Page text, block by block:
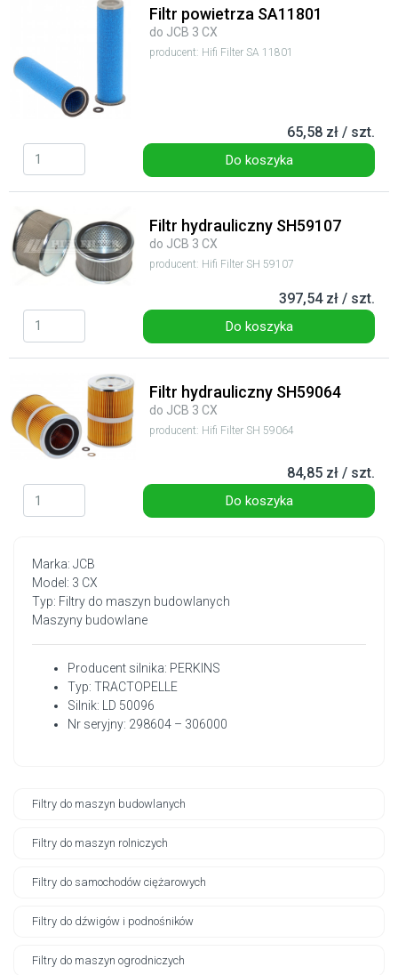
Marka: JCB
Model: 3 CX
Typ: Filtry do maszyn budowlanych
Maszyny budowlane
Producent silnika: PERKINS
Typ: TRACTOPELLE
Silnik: LD 50096
Nr seryjny: 298604 – 306000
Filtry do maszyn budowlanych
Filtry do maszyn rolniczych
Filtry do samochodów ciężarowych
Filtry do dźwigów i podnośników
Filtry do maszyn ogrodniczych
Filtr powietrza SA11801
do JCB 3 CX
producent: Hifi Filter SA 11801
65,58 zł / szt.
Do koszyka
Filtr hydrauliczny SH59107
do JCB 3 CX
producent: Hifi Filter SH 59107
397,54 zł / szt.
Do koszyka
Filtr hydrauliczny SH59064
do JCB 3 CX
producent: Hifi Filter SH 59064
84,85 zł / szt.
Do koszyka